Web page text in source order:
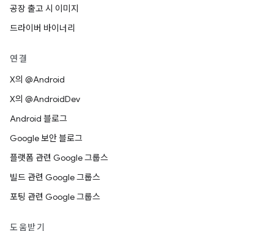
공장 출고 시 이미지
드라이버 바이너리
연결
X의 @Android
X의 @AndroidDev
Android 블로그
Google 보안 블로그
플랫폼 관련 Google 그룹스
빌드 관련 Google 그룹스
포팅 관련 Google 그룹스
도움받기